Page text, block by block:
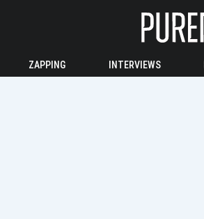
ZAPPING INTERVIEWS